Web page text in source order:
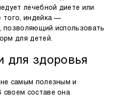
лечебной диете или
того, индейка —
позволяющий использовать
для детей.
для здоровья
самым полезным и
составе она